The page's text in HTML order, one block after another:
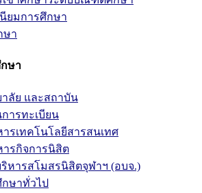
ยมการศึกษา
ษา
ษา
ลัย และสถาบัน
ารทะเบียน
รเทคโนโลยีสารสนเทศ
รกิจการนิสิต
หารสโมสรนิสิตจุฬาฯ (อบจ.)
ษาทั่วไป